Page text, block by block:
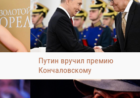
Путин вручил премию
Кончаловскому